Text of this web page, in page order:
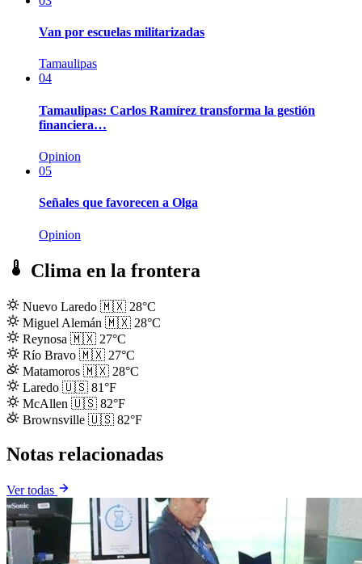
Van por escuelas militarizadas
Tamaulipas
04
Tamaulipas: Carlos Ramírez transforma la gestión
financiera…
Opinion
05
Señales que favorecen a Olga
Opinion
Clima en la frontera
Nuevo Laredo 🇲🇽 28°C
Miguel Alemán 🇲🇽 28°C
Reynosa 🇲🇽 27°C
Río Bravo 🇲🇽 27°C
Matamoros 🇲🇽 28°C
Laredo 🇺🇸 81°F
McAllen 🇺🇸 82°F
Brownsville 🇺🇸 82°F
Notas relacionadas
Ver todas